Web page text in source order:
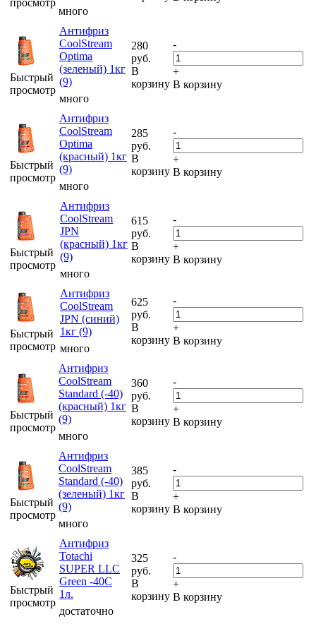
просмотр
много
Быстрый
просмотр
Антифриз
CoolStream
Optima
(зеленый) 1кг
(9)
много
280
руб.
В
корзину
-
+
В корзину
Быстрый
просмотр
Антифриз
CoolStream
Optima
(красный) 1кг
(9)
много
285
руб.
В
корзину
-
+
В корзину
Быстрый
просмотр
Антифриз
CoolStream
JPN
(красный) 1кг
(9)
много
615
руб.
В
корзину
-
+
В корзину
Быстрый
просмотр
Антифриз
CoolStream
JPN (синий)
1кг (9)
много
625
руб.
В
корзину
-
+
В корзину
Быстрый
просмотр
Антифриз
CoolStream
Standard (-40)
(красный) 1кг
(9)
много
360
руб.
В
корзину
-
+
В корзину
Быстрый
просмотр
Антифриз
CoolStream
Standard (-40)
(зеленый) 1кг
(9)
много
385
руб.
В
корзину
-
+
В корзину
Быстрый
просмотр
Антифриз
Totachi
SUPER LLC
Green -40C
1л.
достаточно
325
руб.
В
корзину
-
+
В корзину